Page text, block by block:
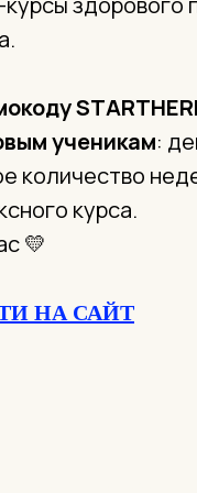
ученикам:
количество
курса.
💛
НА САЙТ